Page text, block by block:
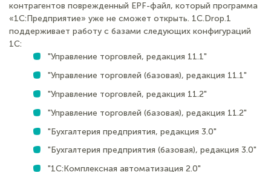
контрагентов поврежденный EPF-файл, который программа
«1С:Предприятие» уже не сможет открыть. 1C.Drop.1
поддерживает работу с базами следующих конфигураций
1С:
"Управление торговлей, редакция 11.1"
"Управление торговлей (базовая), редакция 11.1"
"Управление торговлей, редакция 11.2"
"Управление торговлей (базовая), редакция 11.2"
"Бухгалтерия предприятия, редакция 3.0"
"Бухгалтерия предприятия (базовая), редакция 3.0"
"1С:Комплексная автоматизация 2.0"